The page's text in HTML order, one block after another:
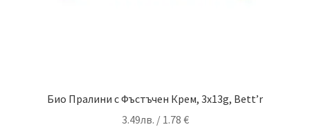
Био Пралини с Фъстъчен Крем, 3x13g, Bett’r
3.49лв. / 1.78 €